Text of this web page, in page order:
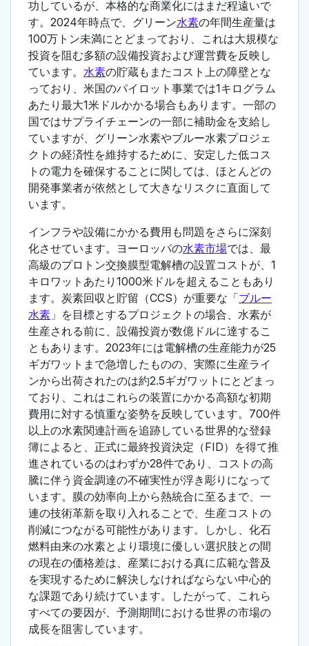
功しているが、本格的な商業化にはまだ程遠いで
す。2024年時点で、グリーン水素の年間生産量は
100万トン未満にとどまっており、これは大規模な
投資を阻む多額の設備投資および運営費を反映し
ています。 水素の貯蔵もまたコスト上の障壁とな
っており、米国のパイロット事業では1キログラム
あたり最大1米ドルかかる場合もあります。一部の
国ではサプライチェーンの一部に補助金を支給し
ていますが、グリーン水素やブルー水素プロジェ
クトの経済性を維持するために、安定した低コス
トの電力を確保することに関しては、ほとんどの
開発事業者が依然として大きなリスクに直面して
います。
インフラや設備にかかる費用も問題をさらに深刻
化させています。ヨーロッパの水素市場では、最
高級のプロトン交換膜型電解槽の設置コストが、1
キロワットあたり1000米ドルを超えることもあり
ます。炭素回収と貯留（CCS）が重要な「ブルー
水素 」を目標とするプロジェクトの場合、水素が
生産される前に、設備投資が数億ドルに達するこ
ともあります。2023年には電解槽の生産能力が25
ギガワットまで急増したものの、実際に生産ライ
ンから出荷されたのは約2.5ギガワットにとどまっ
ており、これはこれらの装置にかかる高額な初期
費用に対する慎重な姿勢を反映しています。700件
以上の水素関連計画を追跡している世界的な登録
簿によると、正式に最終投資決定（FID）を得て推
進されているのはわずか28件であり、コストの高
騰に伴う資金調達の不確実性が浮き彫りになって
います。膜の効率向上から熱統合に至るまで、一
連の技術革新を取り入れることで、生産コストの
削減につながる可能性があります。しかし、化石
燃料由来の水素とより環境に優しい選択肢との間
の現在の価格差は、産業における真に広範な普及
を実現するために解決しなければならない中心的
な課題であり続けています。したがって、これら
すべての要因が、予測期間における世界の市場の
成長を阻害しています。